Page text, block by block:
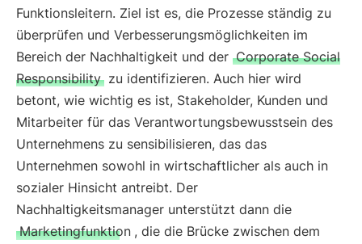
Funktionsleitern. Ziel ist es, die Prozesse ständig zu
überprüfen und Verbesserungsmöglichkeiten im
Bereich der Nachhaltigkeit und der Corporate Social
Responsibility zu identifizieren. Auch hier wird
betont, wie wichtig es ist, Stakeholder, Kunden und
Mitarbeiter für das Verantwortungsbewusstsein des
Unternehmens zu sensibilisieren, das das
Unternehmen sowohl in wirtschaftlicher als auch in
sozialer Hinsicht antreibt. Der
Nachhaltigkeitsmanager unterstützt dann die
Marketingfunktion , die die Brücke zwischen dem